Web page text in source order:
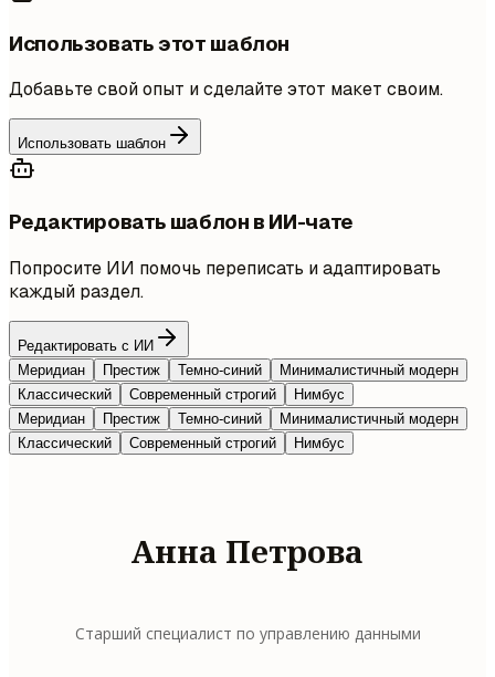
Использовать этот шаблон
Добавьте свой опыт и сделайте этот макет своим.
Использовать шаблон
Редактировать шаблон в ИИ-чате
Попросите ИИ помочь переписать и адаптировать
каждый раздел.
Редактировать с ИИ
Меридиан
Престиж Темно-синий
Минималистичный модерн
Классический
Современный строгий
Нимбус
Меридиан
Престиж Темно-синий
Минималистичный модерн
Классический
Современный строгий Нимбус
Анна Петрова
Старший специалист по управлению данными